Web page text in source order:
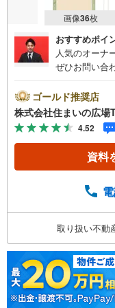
画像36枚
おすすめポイ
人気のオーナ
ぜひお問い合
下さい。「室
とご見学がス
ります。○住
ション■住ま
ッフが親身
きます！ /他
でのお越し
ゴールド推奨店
株式会社住まいの広場
4.52
資料
取り扱い不動